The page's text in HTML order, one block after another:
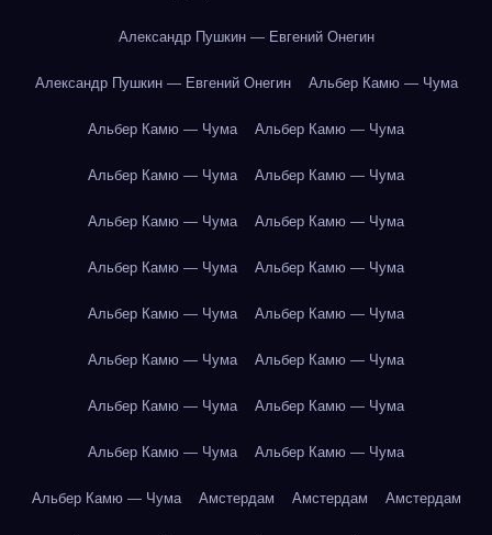
Александр Пушкин — Евгений Онегин
Александр Пушкин — Евгений Онегин Альбер Камю — Чума
Альбер Камю — Чума Альбер Камю — Чума
Альбер Камю — Чума Альбер Камю — Чума
Альбер Камю — Чума Альбер Камю — Чума
Альбер Камю — Чума Альбер Камю — Чума
Альбер Камю — Чума Альбер Камю — Чума
Альбер Камю — Чума Альбер Камю — Чума
Альбер Камю — Чума Альбер Камю — Чума
Альбер Камю — Чума Альбер Камю — Чума
Альбер Камю — Чума Амстердам Амстердам Амстердам